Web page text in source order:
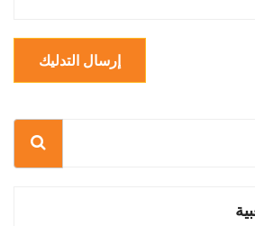
إرسال التدليك